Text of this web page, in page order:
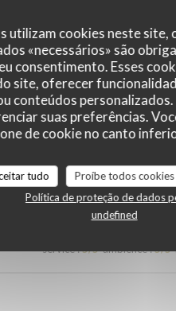
utilizam cookies neste site,
«necessários» são
consentimento. Esses
site, oferecer
conteúdos
suas preferências.
de cookie no canto
tudo Proíbe todos cookies
Política de proteção de dados
undefined
service:5/5 ambience:5/5